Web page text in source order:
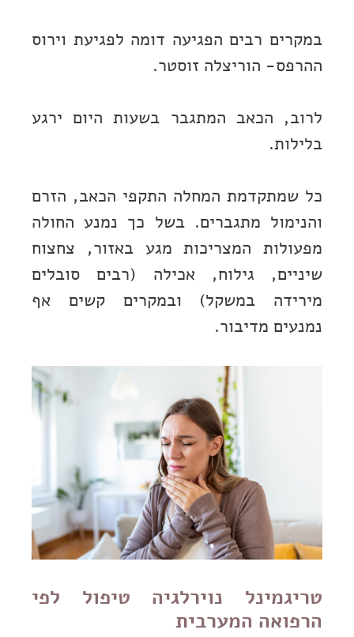
במקרים רבים הפגיעה דומה לפגיעת וירוס
ההרפס- הוריצלה זוסטר.
לרוב, הכאב המתגבר בשעות היום ירגע
בלילות.
כל שמתקדמת המחלה התקפי הכאב, הזרם
והנימול מתגברים. בשל כך נמנע החולה
מפעולות המצריכות מגע באזור, צחצוח
שיניים, גילוח, אכילה (רבים סובלים
מירידה במשקל) ובמקרים קשים אף
נמנעים מדיבור.
טריגמינל נוירלגיה טיפול לפי
הרפואה המערבית